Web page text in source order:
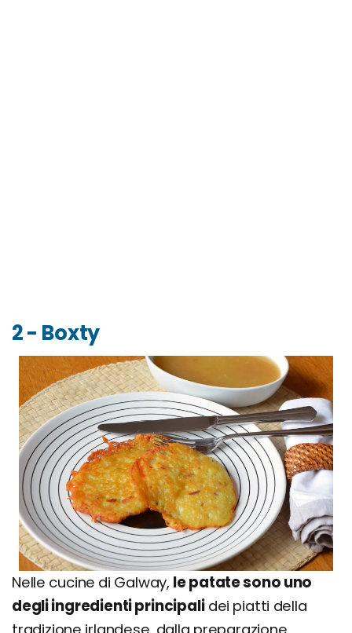
2 - Boxty
Nelle cucine di Galway, le patate sono uno
degli ingredienti principalidei piatti della